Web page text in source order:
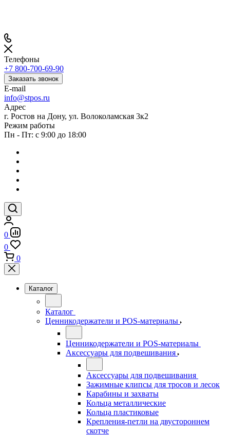
Телефоны
+7 800-700-69-90
Заказать звонок
E-mail
info@stpos.ru
Адрес
г. Ростов на Дону, ул. Волоколамская 3к2
Режим работы
Пн - Пт: с 9:00 до 18:00
0
0
0
Каталог
Каталог
Ценникодержатели и POS-материалы
Ценникодержатели и POS-материалы
Аксессуары для подвешивания
Аксессуары для подвешивания
Зажимные клипсы для тросов и лесок
Карабины и захваты
Кольца металлические
Кольца пластиковые
Крепления-петли на двустороннем
скотче